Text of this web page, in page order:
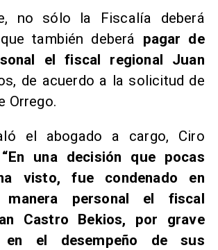
no sólo la Fiscalía deberá
también deberá pagar de
el fiscal regional Juan
de acuerdo a la solicitud de
Orrego.
el abogado a cargo, Ciro
“En una decisión que pocas
visto, fue condenado en
personal el fiscal
Castro Bekios, por grave
en el desempeño de sus